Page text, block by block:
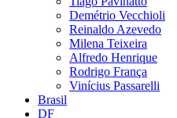
Demétrio Vecchioli
Reinaldo Azevedo
Milena Teixeira
Alfredo Henrique
Rodrigo França
Vinícius Passarelli
Brasil
DF